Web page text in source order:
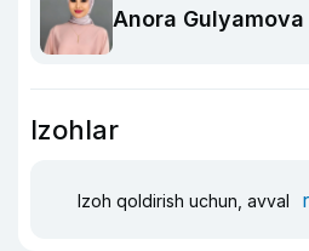
Anora Gulyamova
Izohlar
Izoh qoldirish uchun, avval